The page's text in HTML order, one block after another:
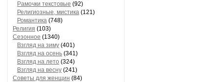
Рамочки текстовые (92)
Религиозные, мистика (121)
Романтика (748)
Религия (103)
Сезонное (1340)
Взгляд на зиму (401)
Взгляд на осень (341)
Взгляд на лето (324)
Взгляд на весну (241)
Советы для женщин (84)